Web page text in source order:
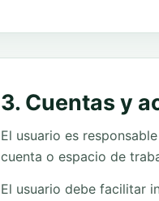
3. Cuentas y
El usuario es
cuenta o espacio de
El usuario debe facilitar